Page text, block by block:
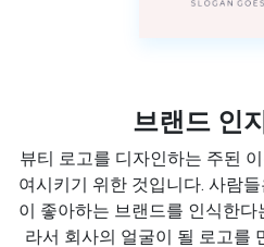
브랜드 인
뷰티 로고를 디자인하는 주된
여시키기 위한 것입니다. 사람
이 좋아하는 브랜드를 인식한
라서 회사의 얼굴이 될 로고를